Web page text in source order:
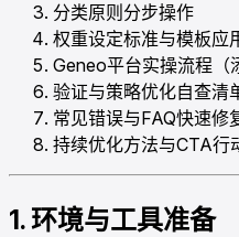
分类原则分步操作
权重设定标准与模板应
Geneo平台实操流程（
验证与策略优化自查清
常见错误与FAQ快速修
持续优化方法与CTA行
1. 环境与工具准备